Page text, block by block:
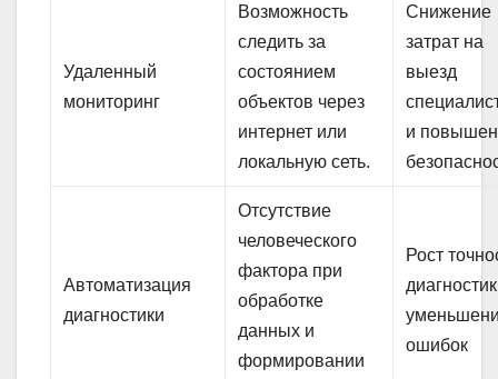
Удаленный
мониторинг
Возможность
следить за
состоянием
объектов через
интернет или
локальную сеть.
Снижение
затрат на
выезд
и
Автоматизация
диагностики
Отсутствие
человеческого
фактора при
обработке
данных и
формировании
Рост
ошибок